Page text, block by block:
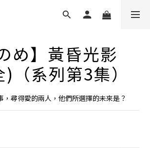
め】黃昏光影
（系列第3集）
，尋得愛的兩人，他們所選擇的未來是？